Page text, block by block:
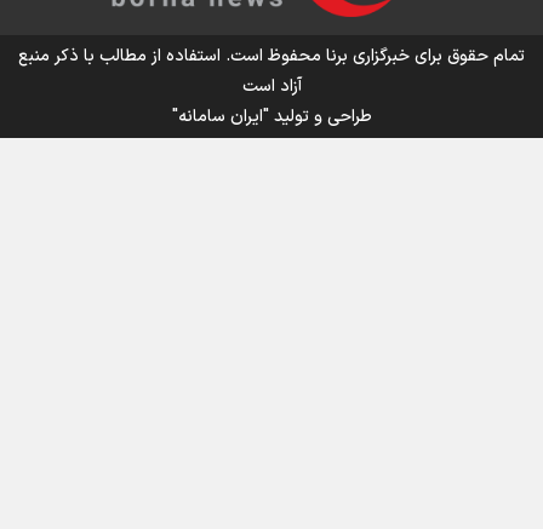
تمام حقوق برای خبرگزاری برنا محفوظ است. استفاده از مطالب با ذکر منبع
آزاد است
طراحی و تولید"ایران سامانه"